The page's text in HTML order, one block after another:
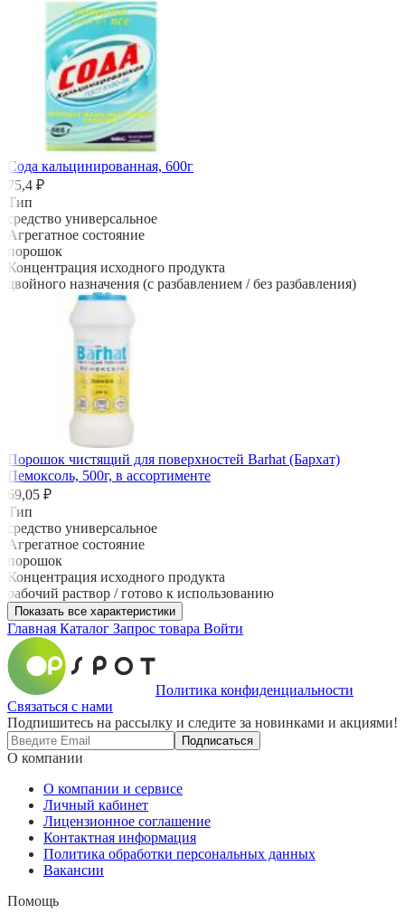
Сода кальцинированная, 600г
75,4 ₽
Тип
средство универсальное
Агрегатное состояние
порошок
Концентрация исходного продукта
двойного назначения (с разбавлением / без разбавления)
Порошок чистящий для поверхностей Barhat (Бархат)
Пемоксоль, 500г, в ассортименте
69,05 ₽
Тип
средство универсальное
Агрегатное состояние
порошок
Концентрация исходного продукта
рабочий раствор / готово к использованию
Показать все характеристики
Главная Каталог Запрос товара Войти
Политика конфиденциальности
Связаться с нами
Подпишитесь на рассылку и следите за новинками и акциями!
Подписаться
О компании
О компании и сервисе
Личный кабинет
Лицензионное соглашение
Контактная информация
Политика обработки персональных данных
Вакансии
Помощь